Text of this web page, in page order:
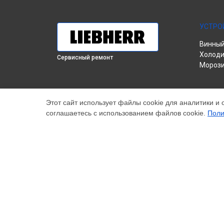
Сервисный ремонт
Этот сайт использует файлы cookie для аналитики и
соглашаетесь с использованием файлов cookie.